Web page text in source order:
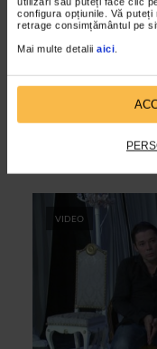
configura opțiunile. Vă
retrage consimțământul pe
Mai multe detalii aici.
Catalina
Regizoarea Catalina
VIDEO